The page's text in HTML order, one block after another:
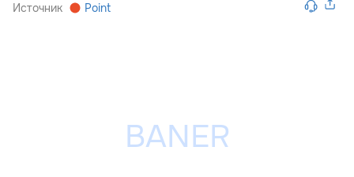
Источник Point